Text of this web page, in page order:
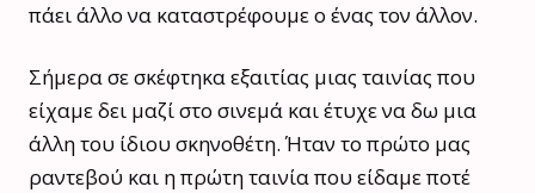
πάει άλλο να καταστρέφουμε ο ένας τον άλλον.
Σήμερα σε σκέφτηκα εξαιτίας μιας ταινίας που
είχαμε δει μαζί στο σινεμά και έτυχε να δω μια
άλλη του ίδιου σκηνοθέτη. Ήταν το πρώτο μας
ραντεβού και η πρώτη ταινία που είδαμε ποτέ